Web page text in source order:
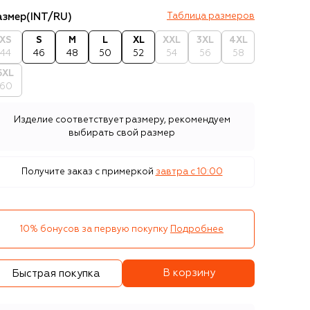
(INT/RU) Таблица размеров
XS
44
S
46
M
48
L
50
XL
52
XXL
54
3XL
56
4XL
58
Изделие соответствует размеру, рекомендуем
выбирать свой размер
Получите заказ с примеркой завтра c 10:00
10% бонусов за первую покупку Подробнее
Быстрая покупка В корзину